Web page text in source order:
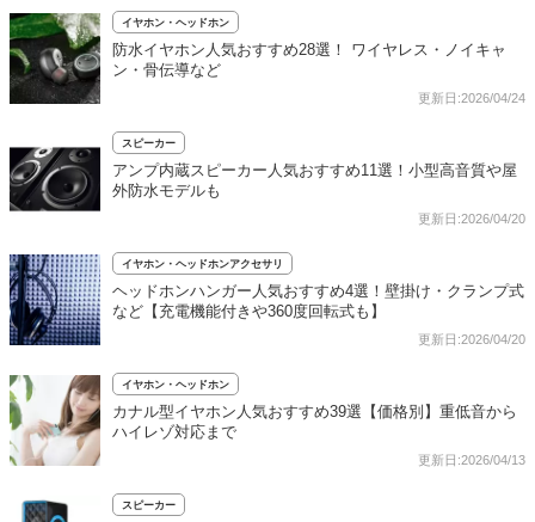
イヤホン・ヘッドホン
防水イヤホン人気おすすめ28選！ ワイヤレス・ノイキャ
ン・骨伝導など
更新日:2026/04/24
スピーカー
アンプ内蔵スピーカー人気おすすめ11選！小型高音質や屋
外防水モデルも
更新日:2026/04/20
イヤホン・ヘッドホンアクセサリ
ヘッドホンハンガー人気おすすめ4選！壁掛け・クランプ式
など【充電機能付きや360度回転式も】
更新日:2026/04/20
イヤホン・ヘッドホン
カナル型イヤホン人気おすすめ39選【価格別】重低音から
ハイレゾ対応まで
更新日:2026/04/13
スピーカー